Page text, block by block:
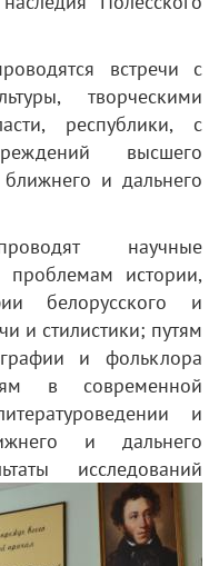
встречи с
творческими
республики, с
высшего
и дальнего
научные
проблемам истории,
белорусского и
и стилистики; путям
и фольклора
в современной
и
и дальнего
исследований